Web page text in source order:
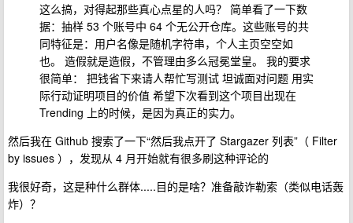
这么搞，对得起那些真心点星的人吗？ 简单看了一下数
据：抽样 53 个账号中 64 个无公开仓库。这些账号的共
同特征是：用户名像是随机字符串，个人主页空空如
也。 造假就是造假，不管理由多么冠冕堂皇。 我的要求
很简单： 把钱省下来请人帮忙写测试 坦诚面对问题 用实
际行动证明项目的价值 希望下次看到这个项目出现在
Trending 上的时候，是因为真正的实力。
然后我在 Github 搜索了一下“然后我点开了 Stargazer 列表”（ Filter
by issues ），发现从 4 月开始就有很多刷这种评论的
我很好奇，这是种什么群体.....目的是啥？准备敲诈勒索（类似电话轰
炸）？